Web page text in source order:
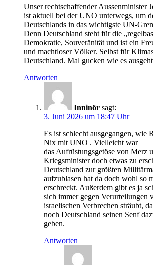
Unser rechtschaffender Aussenminister
ist aktuell bei der UNO unterwegs, um
Deutschlands in das wichtigste UN-
Denn Deutschland steht für die
Demokratie, Souveränität und ist ein
und machtloser Völker. Selbst für
Deutschland. Mal gucken wie es
Antworten
Inninör sagt:
3. Juni 2026 um 18:47 Uhr
Es ist schlecht ausgegangen, wie
Nix mit UNO . Vielleicht war
das Aufrüstungsgetöse von Merz
Kriegsminister doch etwas zu
Deutschland zur größten
aufzublasen hat da doch wohl so
erschreckt. Außerdem gibt es ja
sich immer gegen Verurteilungen
israelischen Verbrechen sträubt,
noch Deutschland seinen Senf
geben.
Antworten